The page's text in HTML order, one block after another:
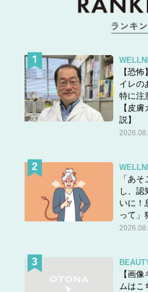
【恐
イレの
特に注
【皮
説】
「あ
し、認
いに！
って」
【画
ムはこ